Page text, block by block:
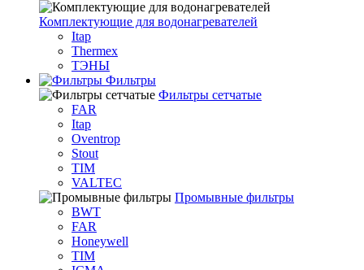
Комплектующие для водонагревателей
Itap
Thermex
ТЭНЫ
Фильтры
Фильтры сетчатые
FAR
Itap
Oventrop
Stout
TIM
VALTEC
Промывные фильтры
BWT
FAR
Honeywell
TIM